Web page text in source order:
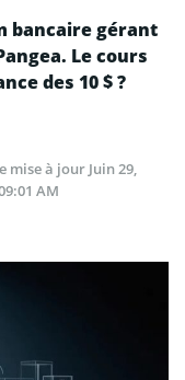
bancaire gérant
Le cours
des 10 $ ?
mise à jour Juin 29,
AM